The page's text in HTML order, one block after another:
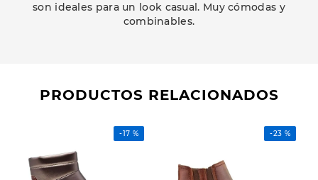
son ideales para un look casual. Muy cómodas y
combinables.
PRODUCTOS RELACIONADOS
-17 % -23 %